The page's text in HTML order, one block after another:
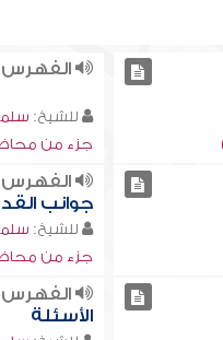
للشيخ:
جزء من
جوانب
للشيخ:
جزء من
الأسئلة